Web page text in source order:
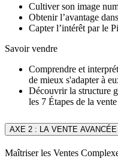
Cultiver son image
Obtenir l’avantage
Capter l’intérêt par le
Savoir vendre
Comprendre et
de mieux s'adapter à
Découvrir la structure
les 7 Étapes de la vente
AXE 2 : LA VENTE AVANCÉE
Maîtriser les Ventes